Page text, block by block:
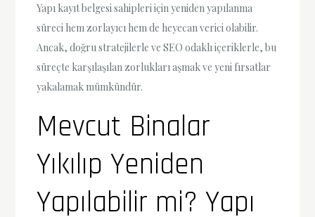
Yapı kayıt belgesi sahipleri için yeniden yapılanma
süreci hem zorlayıcı hem de heyecan verici olabilir.
Ancak, doğru stratejilerle ve SEO odaklı içeriklerle, bu
süreçte karşılaşılan zorlukları aşmak ve yeni fırsatlar
yakalamak mümkündür.
Mevcut Binalar
Yıkılıp Yeniden
Yapılabilir mi? Yapı